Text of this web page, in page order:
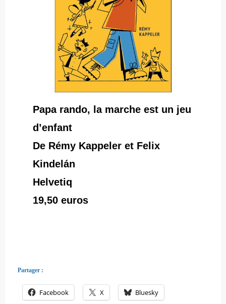
Papa rando, la marche est un jeu
d’enfant
De Rémy Kappeler et Felix
Kindelán
Helvetiq
19,50 euros
Partager :
Facebook X Bluesky